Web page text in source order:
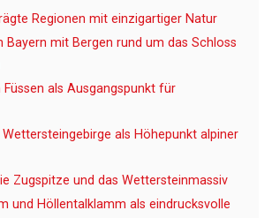
Regionen mit einzigartiger Natur
Bayern mit Bergen rund um das Schloss
Füssen als Ausgangspunkt für
als Höhepunkt alpiner
Zugspitze und das Wettersteinmassiv
und Höllentalklamm als eindrucksvolle